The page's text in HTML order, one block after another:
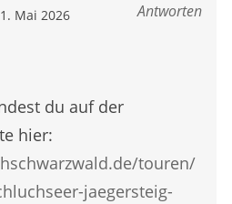
Mai 2026 Antworten
du auf der
hier:
touren/
jaegersteig-